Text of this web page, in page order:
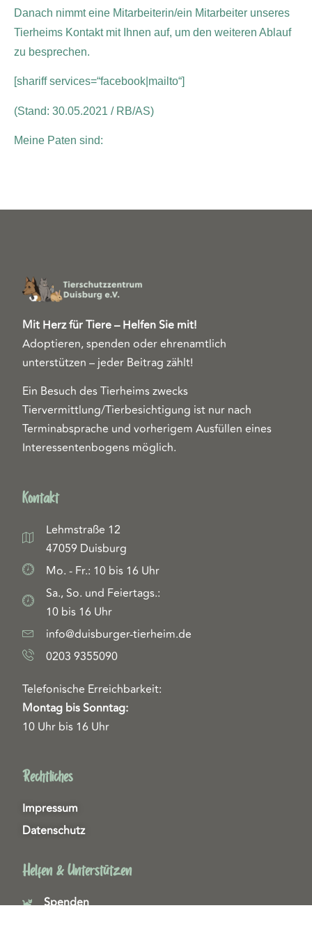
Danach nimmt eine Mitarbeiterin/ein Mitarbeiter unseres
Tierheims Kontakt mit Ihnen auf, um den weiteren Ablauf
zu besprechen.
[shariff services=“facebook|mailto“]
(Stand: 30.05.2021 / RB/AS)
Meine Paten sind:
Mit Herz für Tiere – Helfen Sie mit!
Adoptieren, spenden oder ehrenamtlich
unterstützen – jeder Beitrag zählt!
Ein Besuch des Tierheims zwecks
Tiervermittlung/Tierbesichtigung ist nur nach
Terminabsprache und vorherigem Ausfüllen eines
Interessentenbogens möglich.
Kontakt
Lehmstraße 12
47059 Duisburg
Mo. - Fr.: 10 bis 16 Uhr
Sa., So. und Feiertags.:
10 bis 16 Uhr
info@duisburger-tierheim.de
0203 9355090
Telefonische Erreichbarkeit:
Montag bis Sonntag:
10 Uhr bis 16 Uhr
Rechtliches
Impressum
Datenschutz
Helfen & Unterstützen
Spenden